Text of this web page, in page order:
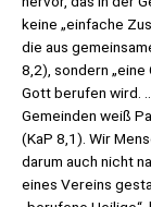
keine „einfache
die aus
8,2), sondern
Gott berufen wird.
Gemeinden weiß
(KaP 8,1). Wir
darum auch nicht
eines Vereins